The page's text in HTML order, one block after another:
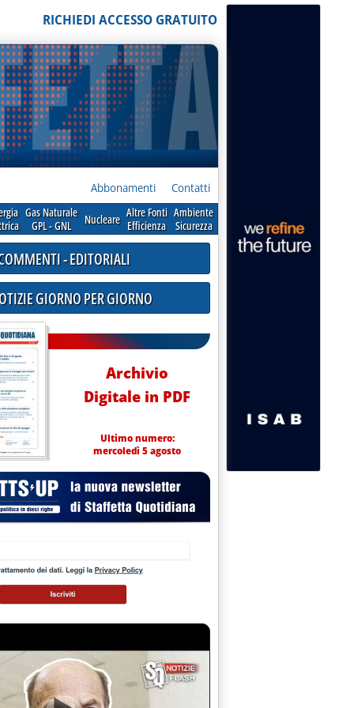
RICHIEDI ACCESSO GRATUITO
Abbonamenti
Contatti
Gas Naturale
GPL - GNL
Nucleare Altre Fonti
Efficienza
Ambiente
Sicurezza
prezzi carburanti del Mimit ed elaborati dalla Staffetta
- EDITORIALI
GIORNO PER GIORNO
Archivio
Digitale in PDF
Ultimo numero:
mercoledì 5 agosto